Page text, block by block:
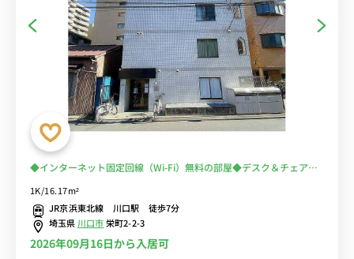
◆インターネット固定回線（Wi-Fi）無料の部屋◆デスク＆チェア付
北線利用で東京や上野、大宮まで乗り換えなし/コンビニ至近
1K/16.17m²
JR京浜東北線 川口駅 徒歩7分
埼玉県川口市栄町2-2-3
2026年09月16日から入居可